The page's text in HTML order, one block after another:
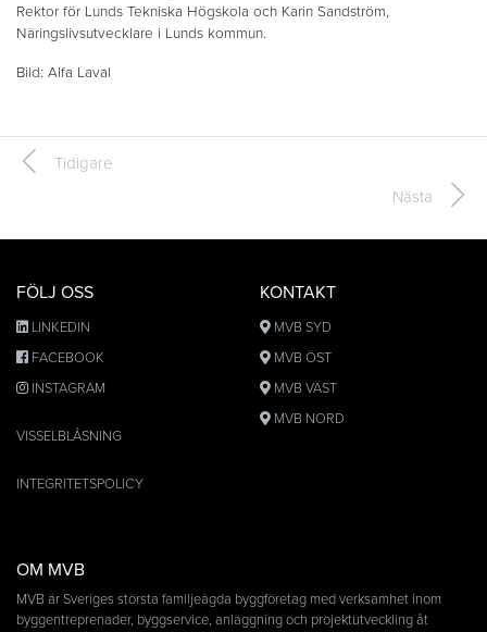
Rektor för Lunds Tekniska Högskola och Karin Sandström,
Näringslivsutvecklare i Lunds kommun.
Bild: Alfa Laval
Tidigare
Nästa
FÖLJ OSS
LINKEDIN
FACEBOOK
INSTAGRAM
VISSELBLÅSNING
INTEGRITETSPOLICY
KONTAKT
MVB SYD
MVB ÖST
MVB VÄST
MVB NORD
OM MVB
MVB är Sveriges största familjeägda byggföretag med verksamhet inom
byggentreprenader, byggservice, anläggning och projektutveckling åt